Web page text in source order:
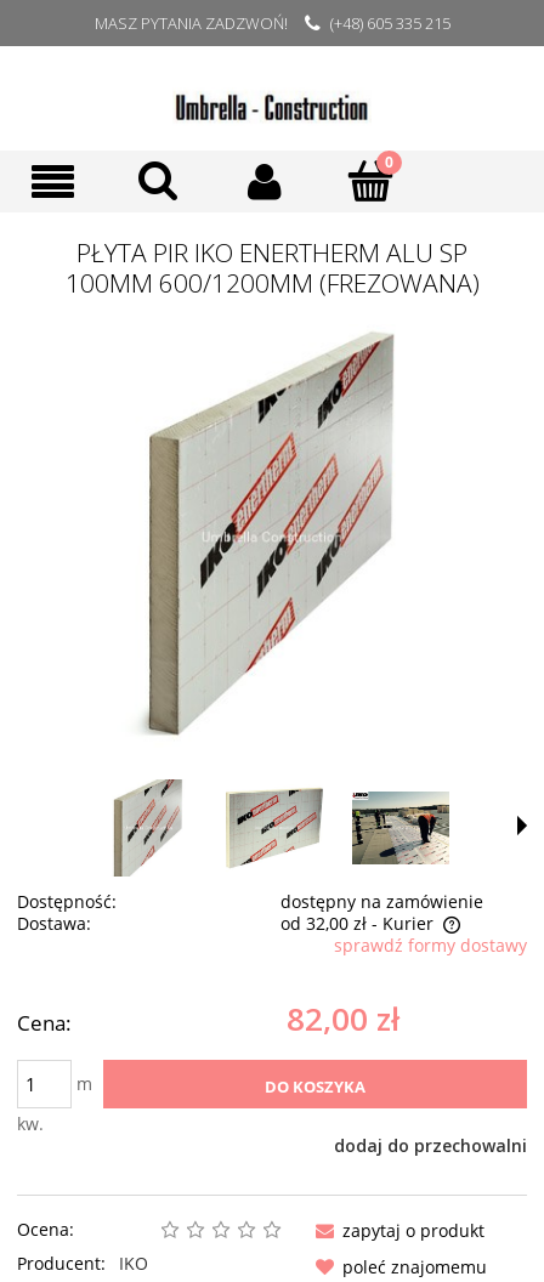
MASZ PYTANIA ZADZWOŃ! (+48) 605 335 215
PŁYTA PIR IKO ENERTHERM ALU SP
100MM 600/1200MM (FREZOWANA)
Dostępność:
dostępny na zamówienie
Dostawa:
od 32,00 zł - Kurier
Cena nie zawiera ewentualnych kosztów płatnościsprawdź formy dostawy
Cena: 82,00 zł
m
kw.
DO KOSZYKA
dodaj do przechowalni
Ocena:
Producent:
IKO
zapytaj o produkt
poleć znajomemu